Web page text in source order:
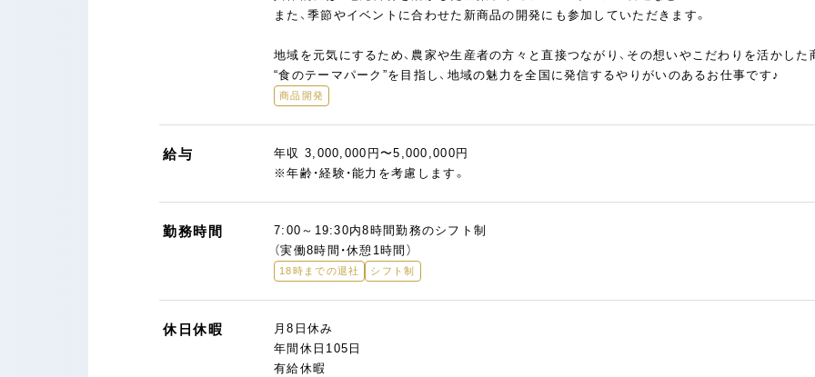
また、季節やイベントに合わせた新商品の開発にも参加していただきます。
地域を元気にするため、農家や生産者の方々と直接つながり、その想いやこだわりを活かした
“食のテーマパーク”を目指し、地域の魅力を全国に発信するやりがいのあるお仕事です♪
商品開発
給与
年収 3,000,000円〜5,000,000円
※年齢・経験・能力を考慮します。
勤務時間
7:00～19:30内8時間勤務のシフト制
（実働8時間・休憩1時間）
18時までの退社 シフト制
休日休暇
月8日休み
年間休日105日
有給休暇